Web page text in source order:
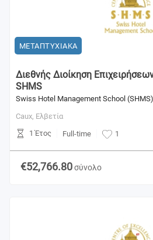
ΜΕΤΑΠΤΥΧΙΑΚΑ
Διεθνής Διοίκηση
SHMS
Swiss Hotel Management School (SHMS)
Caux, Ελβετία
1 Έτος
Full-time 1
€52,766.80σύνολο